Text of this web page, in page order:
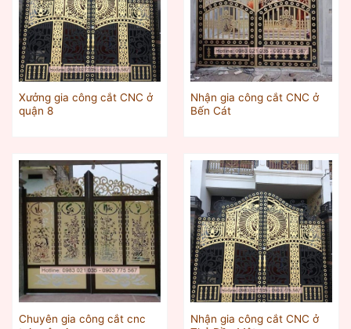
Xưởng gia công cắt CNC ở
quận 8
Nhận gia công cắt CNC ở
Bến Cát
Chuyên gia công cắt cnc
Nhận gia công cắt CNC ở